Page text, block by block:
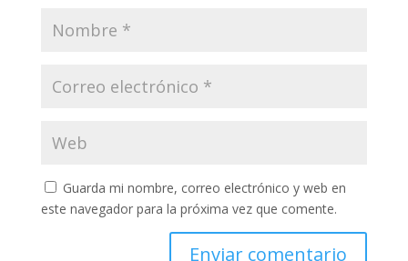
Guarda mi nombre, correo electrónico y web en
este navegador para la próxima vez que comente.